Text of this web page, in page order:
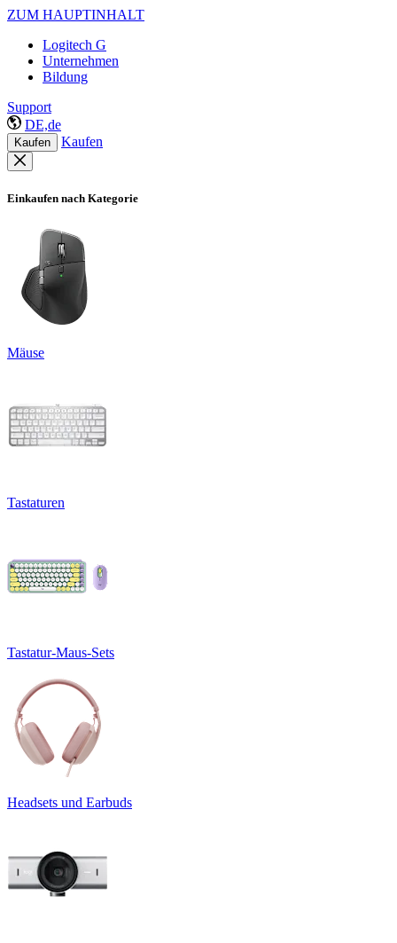
ZUM HAUPTINHALT
Logitech G
Unternehmen
Bildung
Support
DE,de
Kaufen Kaufen
Einkaufen nach Kategorie
Mäuse
Tastaturen
Tastatur-Maus-Sets
Headsets und Earbuds